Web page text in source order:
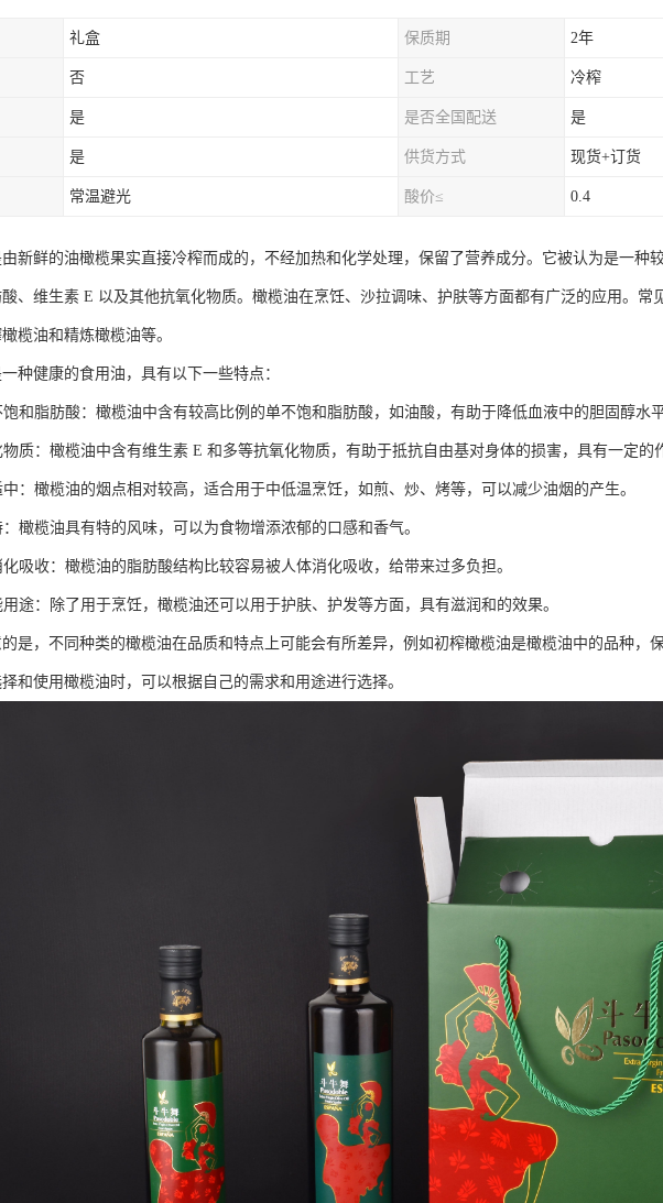
礼盒 保质期 2年
否 工艺 冷榨
是 是否全国配送 是
是 供货方式 现货+订货
常温避光 酸价≤ 0.4
新鲜的油橄榄果实直接冷榨而成的，不经加热和化学处理，保留了营养成分。它被认为是一种
、维生素 E 以及其他抗氧化物质。橄榄油在烹饪、沙拉调味、护肤等方面都有广泛的应用。常
榄油和精炼橄榄油等。
种健康的食用油，具有以下一些特点：
饱和脂肪酸：橄榄油中含有较高比例的单不饱和脂肪酸，如油酸，有助于降低血液中的胆固醇水
质：橄榄油中含有维生素 E 和多等抗氧化物质，有助于抵抗自由基对身体的损害，具有一定的
：橄榄油的烟点相对较高，适合用于中低温烹饪，如煎、炒、烤等，可以减少油烟的产生。
橄榄油具有特的风味，可以为食物增添浓郁的口感和香气。
吸收：橄榄油的脂肪酸结构比较容易被人体消化吸收，给带来过多负担。
途：除了用于烹饪，橄榄油还可以用于护肤、护发等方面，具有滋润和的效果。
是，不同种类的橄榄油在品质和特点上可能会有所差异，例如初榨橄榄油是橄榄油中的品种，
和使用橄榄油时，可以根据自己的需求和用途进行选择。